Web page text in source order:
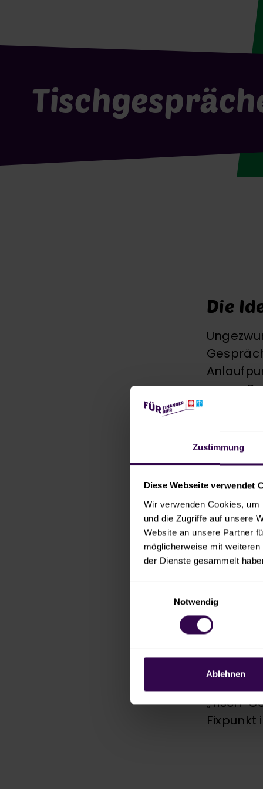
Zustimmung
Diese Webseite verwendet
Wir verwenden Cookies,
und die Zugriffe auf unsere
Website an unsere Partner
möglicherweise mit
der Dienste gesammelt
Notwendig
Ablehnen
Die
neues
dabei
ein
So
in einer
Nach
direkt
„Tisch-